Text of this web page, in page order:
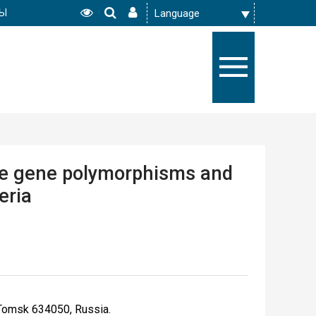
gene polymorphisms and
634050, Russia.